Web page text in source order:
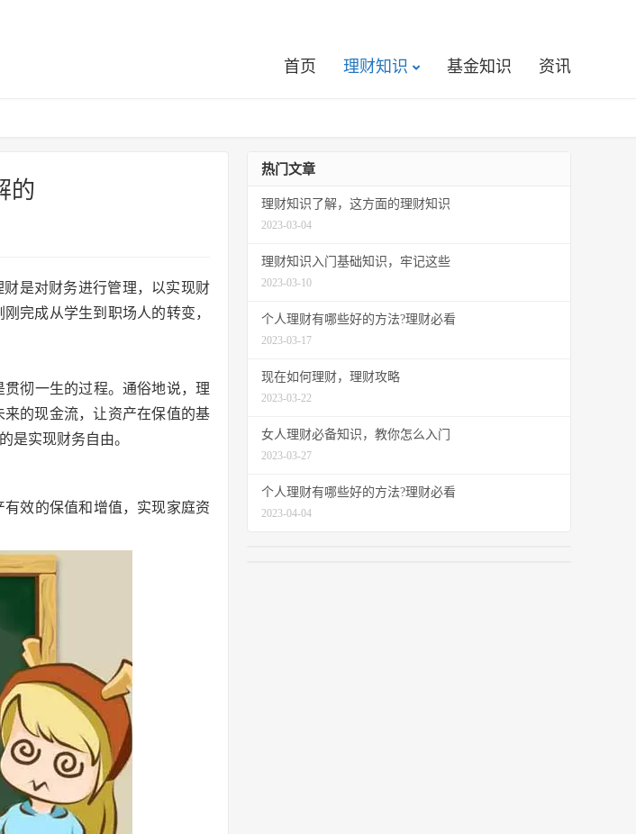
首页 理财知识 基金知识 资讯
的
是对财务进行管理，以实现财
完成从学生到职场人的转变，
彻一生的过程。通俗地说，理
的现金流，让资产在保值的基
是实现财务自由。
效的保值和增值，实现家庭资
热门文章
理财知识了解，这方面的理财知识
2023-03-04
理财知识入门基础知识，牢记这些
2023-03-10
个人理财有哪些好的方法?理财必看
2023-03-17
现在如何理财，理财攻略
2023-03-22
女人理财必备知识，教你怎么入门
2023-03-27
个人理财有哪些好的方法?理财必看
2023-04-04